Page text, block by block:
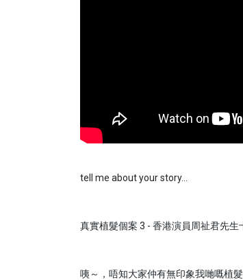
tell me about your story…
真實植髮個案 3 - 香港演員周祉君先
咦～，唔知大家仲有無印象我哋嘅植